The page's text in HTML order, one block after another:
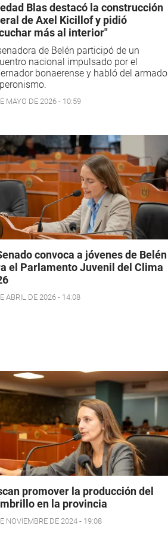
Blas destacó la construcción
de Axel Kicillof y pidió
más al interior"
de Belén participó de un
nacional impulsado por el
bonaerense y habló del armado
MAYO DE 2026 - 10:59
convoca a jóvenes de Belén
el Parlamento Juvenil del Clima
ABRIL DE 2026 - 14:08
promover la producción del
en la provincia
NOVIEMBRE DE 2024 - 19:08